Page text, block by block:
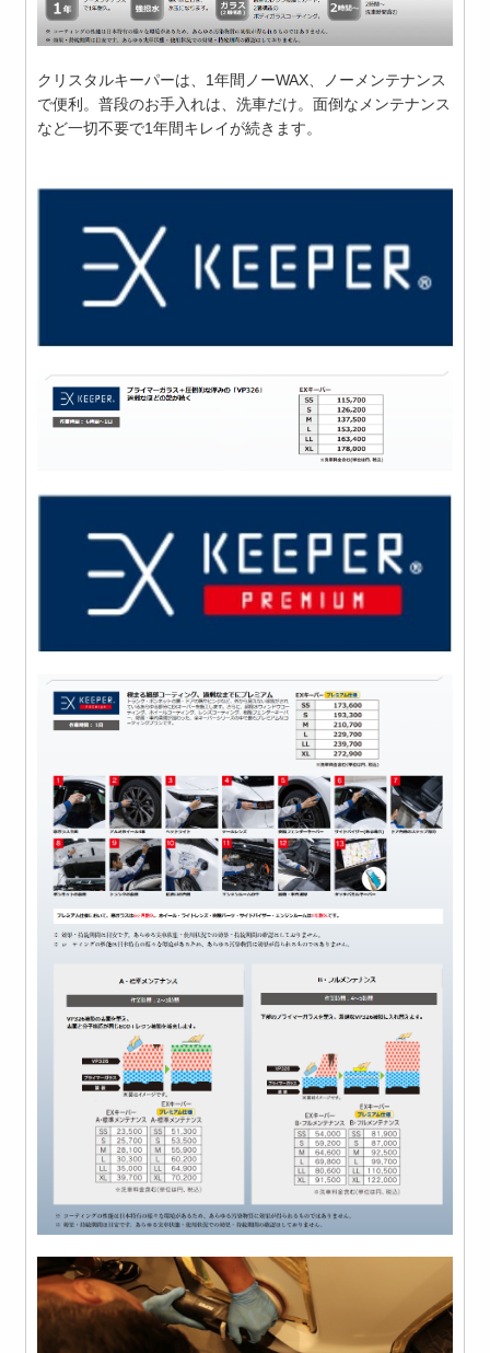
クリスタルキーパーは、1年間ノーWAX、ノーメンテナンス
で便利。普段のお手入れは、洗車だけ。面倒なメンテナンス
など一切不要で1年間キレイが続きます。